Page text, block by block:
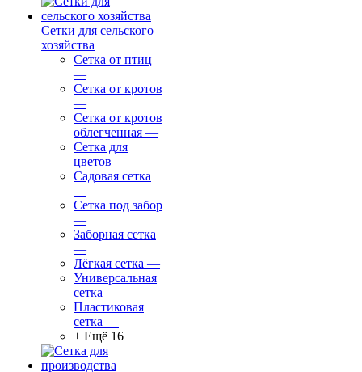
Сетки для сельского
хозяйства
Сетка от птиц
—
Сетка от кротов
—
Сетка от кротов
облегченная —
Сетка для
цветов —
Садовая сетка
—
Сетка под забор
—
Заборная сетка
—
Лёгкая сетка —
Универсальная
сетка —
Пластиковая
сетка —
+ Ещё 16